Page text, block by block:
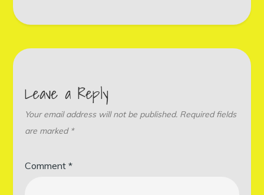
Leave a Reply
Your email address will not be published. Required fields
are marked *
Comment*